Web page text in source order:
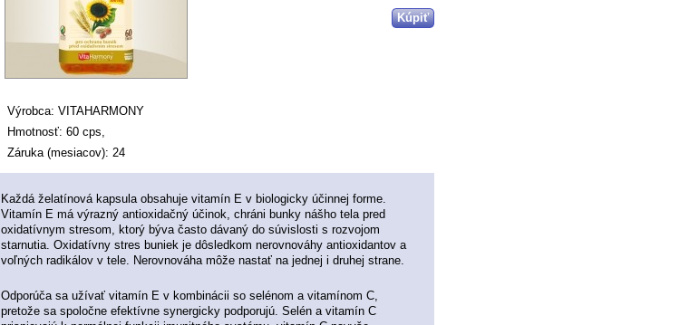
Výrobca: VITAHARMONY
Hmotnosť: 60 cps,
Záruka (mesiacov): 24
Každá želatínová kapsula obsahuje vitamín E v biologicky účinnej forme.
Vitamín E má výrazný antioxidačný účinok, chráni bunky nášho tela pred
oxidatívnym stresom, ktorý býva často dávaný do súvislosti s rozvojom
starnutia. Oxidatívny stres buniek je dôsledkom nerovnováhy antioxidantov a
voľných radikálov v tele. Nerovnováha môže nastať na jednej i druhej strane.
Odporúča sa užívať vitamín E v kombinácii so selénom a vitamínom C,
pretože sa spoločne efektívne synergicky podporujú. Selén a vitamín C